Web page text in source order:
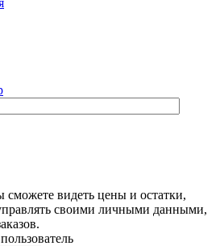
видеть цены и остатки,
своими личными данными,